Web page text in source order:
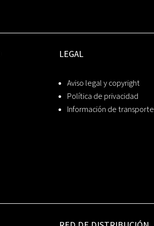
LEGAL
Aviso legal y copyright
Política de privacidad
Información de transporte